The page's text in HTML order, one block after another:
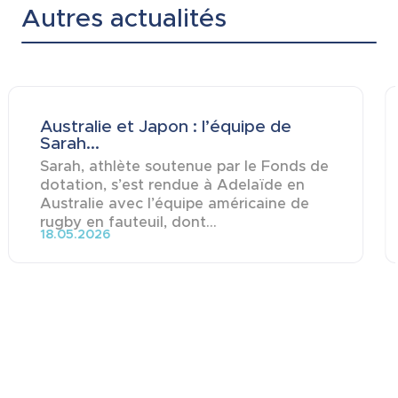
Autres actualités
Australie et Japon : l’équipe de
Sarah...
Sarah, athlète soutenue par le Fonds de
dotation, s’est rendue à Adelaïde en
Australie avec l’équipe américaine de
rugby en fauteuil, dont...
18.05.2026